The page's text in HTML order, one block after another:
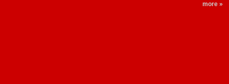
more »